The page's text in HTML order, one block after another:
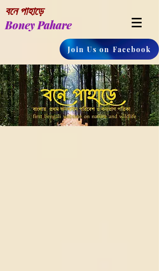
বনে পাহাড়ে
Boney Pahare
Join Us on Facebook